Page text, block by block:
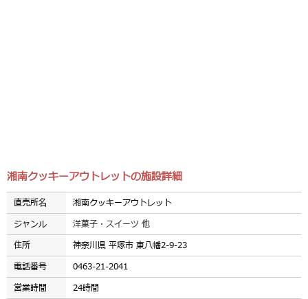
湘南クッキーアウトレットの施設詳細
直売所名
湘南クッキーアウトレット
ジャンル
洋菓子・スイーツ 他
住所
神奈川県 平塚市 東八幡2-9-23
電話番号
0463-21-2041
営業時間
24時間